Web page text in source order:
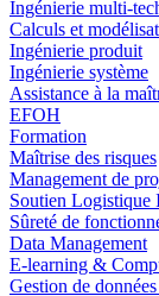
Ingénierie multi-
Calculs et
Ingénierie produit
Ingénierie système
Assistance à la
EFOH
Formation
Maîtrise des risques
Management de
Soutien Logistique
Sûreté de
Data Management
E-learning &
Gestion de